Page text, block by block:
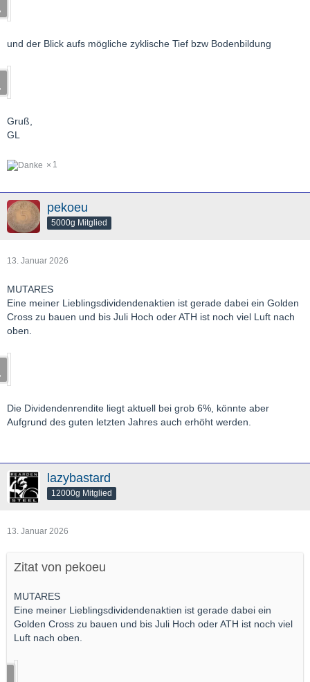
und der Blick aufs mögliche zyklische Tief bzw Bodenbildung
Gruß,
GL
1
pekoeu
5000g Mitglied
13. Januar 2026
MUTARES
Eine meiner Lieblingsdividendenaktien ist gerade dabei ein Golden
Cross zu bauen und bis Juli Hoch oder ATH ist noch viel Luft nach
oben.
Die Dividendenrendite liegt aktuell bei grob 6%, könnte aber
Aufgrund des guten letzten Jahres auch erhöht werden.
lazybastard
12000g Mitglied
13. Januar 2026
Zitat von pekoeu
MUTARES
Eine meiner Lieblingsdividendenaktien ist gerade dabei ein
Golden Cross zu bauen und bis Juli Hoch oder ATH ist noch viel
Luft nach oben.